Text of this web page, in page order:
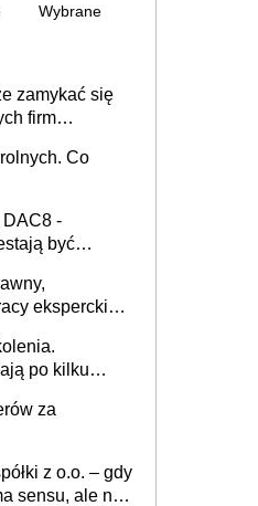
Wybrane
zamykać się
firm
Co
-
być
eksperckiej -
po kilku
za
z o.o. – gdy
sensu, ale nie